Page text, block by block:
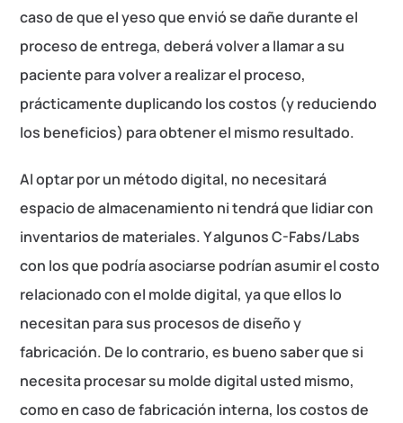
caso de que el yeso que envió se dañe durante el
proceso de entrega, deberá volver a llamar a su
paciente para volver a realizar el proceso,
prácticamente duplicando los costos (y reduciendo
los beneficios) para obtener el mismo resultado.
Al optar por un método digital, no necesitará
espacio de almacenamiento ni tendrá que lidiar con
inventarios de materiales. Y algunos C-Fabs/Labs
con los que podría asociarse podrían asumir el costo
relacionado con el molde digital, ya que ellos lo
necesitan para sus procesos de diseño y
fabricación. De lo contrario, es bueno saber que si
necesita procesar su molde digital usted mismo,
como en caso de fabricación interna, los costos de